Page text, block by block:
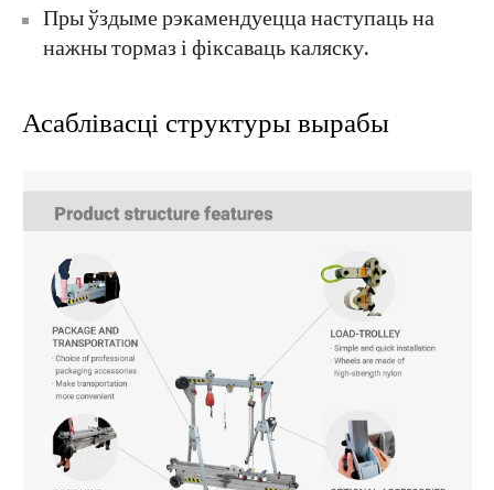
Пры ўздыме рэкамендуецца наступаць на
нажны тормаз і фіксаваць каляску.
Асаблівасці структуры вырабы